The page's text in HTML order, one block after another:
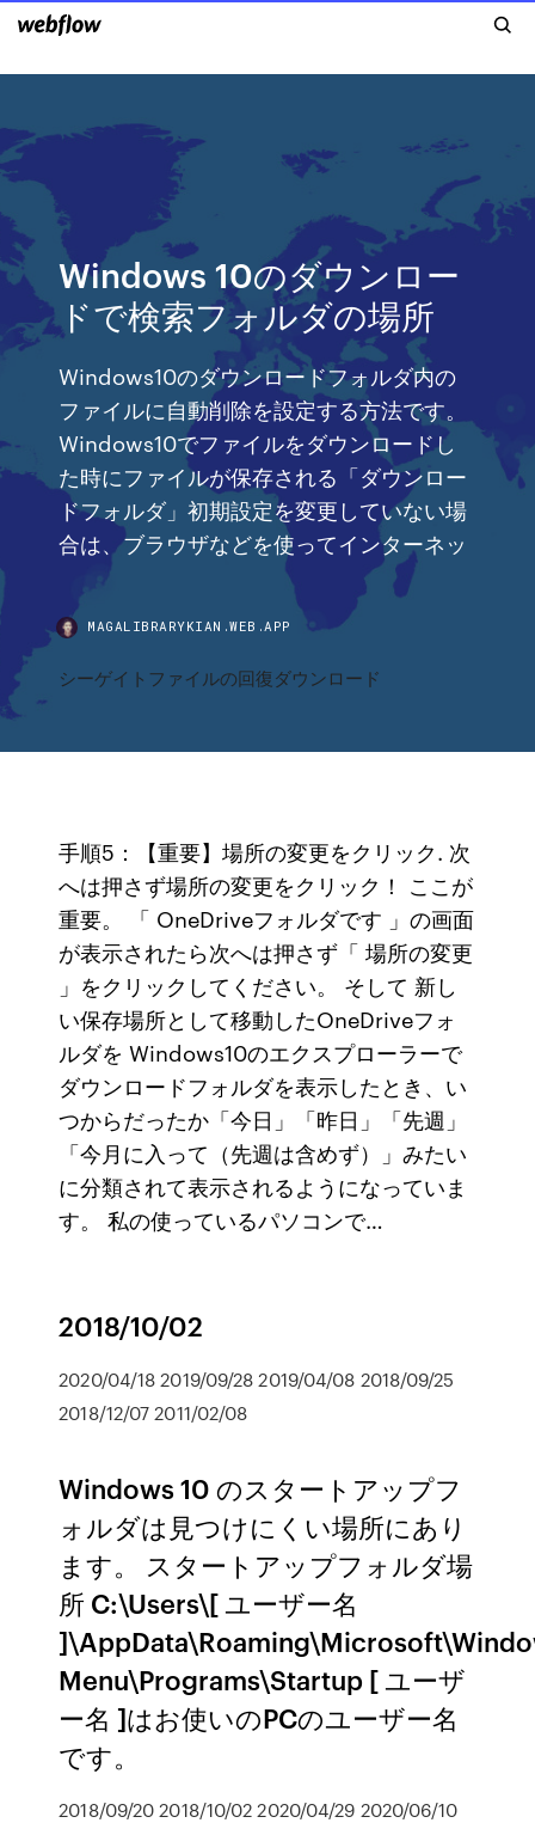
Windows 10のダウンロー
ドで検索フォルダの場所
Windows10のダウンロードフォルダ内の
ファイルに自動削除を設定する方法です。
Windows10でファイルをダウンロードし
た時にファイルが保存される「ダウンロー
ドフォルダ」初期設定を変更していない場
合は、ブラウザなどを使ってインターネッ
MAGALIBRARYKIAN.WEB.APP
シーゲイトファイルの回復ダウンロード
手順5：【重要】場所の変更をクリック. 次
へは押さず場所の変更をクリック！ ここが
重要。 「 OneDriveフォルダです 」の画面
が表示されたら次へは押さず「 場所の変更
」をクリックしてください。 そして 新し
い保存場所として移動したOneDriveフォ
ルダを Windows10のエクスプローラーで
ダウンロードフォルダを表示したとき、い
つからだったか「今日」「昨日」「先週」
「今月に入って（先週は含めず）」みたい
に分類されて表示されるようになっていま
す。 私の使っているパソコンで…
2018/10/02
2020/04/18 2019/09/28 2019/04/08 2018/09/25
2018/12/07 2011/02/08
Windows 10 のスタートアップフ
ォルダは見つけにくい場所にあり
ます。 スタートアップフォルダ場
所 C:\Users\[ ユーザー名
Menu\Programs\Startup [ ユーザ
ー名 ]はお使いのPCのユーザー名
です。
2018/09/20 2018/10/02 2020/04/29 2020/06/10